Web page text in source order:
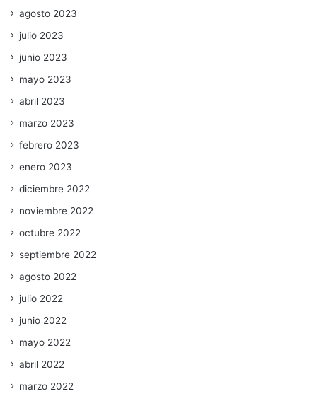
agosto 2023
julio 2023
junio 2023
mayo 2023
abril 2023
marzo 2023
febrero 2023
enero 2023
diciembre 2022
noviembre 2022
octubre 2022
septiembre 2022
agosto 2022
julio 2022
junio 2022
mayo 2022
abril 2022
marzo 2022